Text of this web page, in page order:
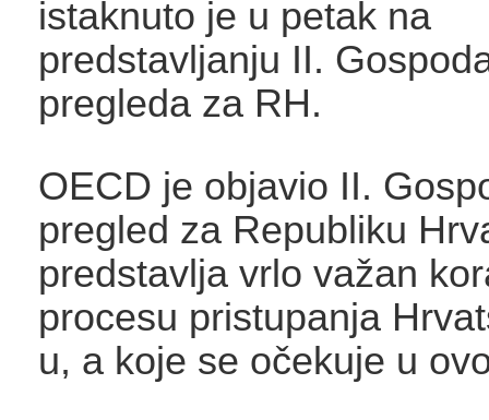
istaknuto je u petak na
predstavljanju II.
pregleda za RH.
OECD je objavio II.
pregled za Republiku
predstavlja vrlo važan
procesu pristupanja
u, a koje se očekuje u